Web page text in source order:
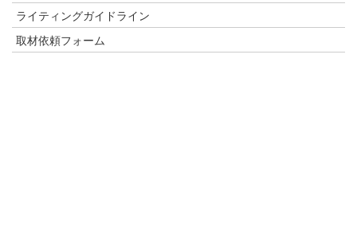
ライティングガイドライン
取材依頼フォーム